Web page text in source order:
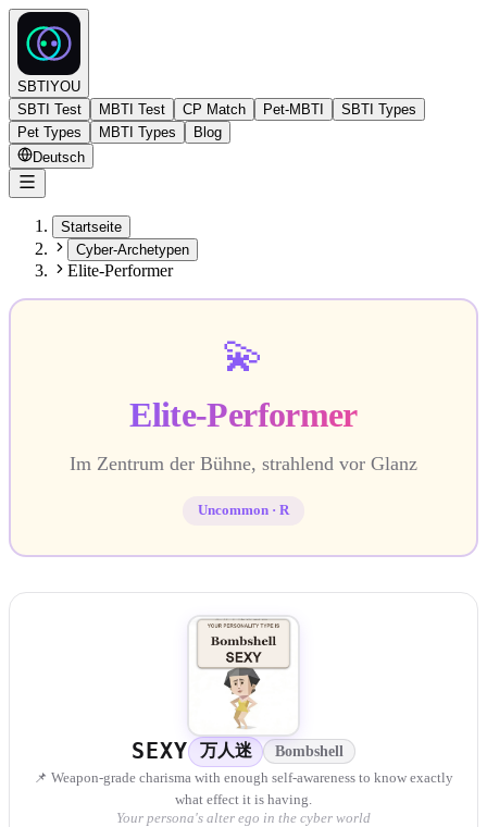
SBTIYOU
SBTI Test
MBTI Test CP Match Pet-MBTI
SBTI Types
Pet Types
MBTI Types
Blog
Deutsch
Startseite
Cyber-Archetypen
Elite-Performer
💫
Elite-Performer
Im Zentrum der Bühne, strahlend vor Glanz
Uncommon · R
SEXY 万人迷 Bombshell
📌 Weapon-grade charisma with enough self-awareness to know exactly
what effect it is having.
Your persona's alter ego in the cyber world